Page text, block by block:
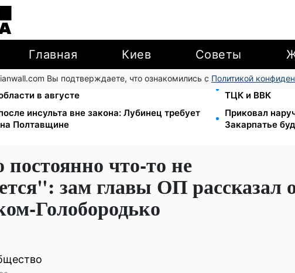
Главная Киев Советы
Вы подтверждаете, что ознакомились с Политикой
на семью: UNICEF раздает помощь в
в августе
1500
ТЦК и ВВК
инсульта вне закона: Лубинец требует
Полтавщине
Приковал
Закарпатье
что-то не
зам главы ОП рассказал
Голобородько